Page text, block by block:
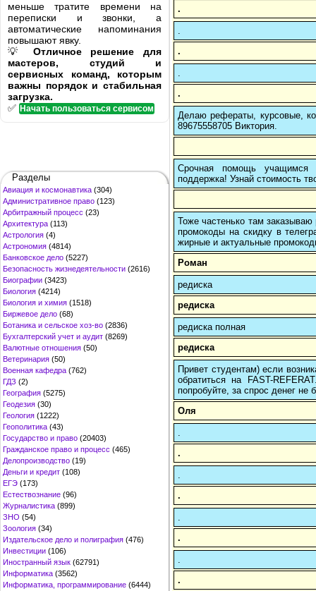
меньше тратите времени на
переписки и звонки, а
автоматические напоминания
повышают явку.
💡 Отличное решение для
мастеров, студий и
сервисных команд, которым
важны порядок и стабильная
загрузка.
✅ Начать пользоваться сервисом
Разделы
Авиация и космонавтика (304)
Административное право (123)
Арбитражный процесс (23)
Архитектура (113)
Астрология (4)
Астрономия (4814)
Банковское дело (5227)
Безопасность жизнедеятельности (2616)
Биографии (3423)
Биология (4214)
Биология и химия (1518)
Биржевое дело (68)
Ботаника и сельское хоз-во (2836)
Бухгалтерский учет и аудит (8269)
Валютные отношения (50)
Ветеринария (50)
Военная кафедра (762)
ГДЗ (2)
География (5275)
Геодезия (30)
Геология (1222)
Геополитика (43)
Государство и право (20403)
Гражданское право и процесс (465)
Делопроизводство (19)
Деньги и кредит (108)
ЕГЭ (173)
Естествознание (96)
Журналистика (899)
ЗНО (54)
Зоология (34)
Издательское дело и полиграфия (476)
Инвестиции (106)
Иностранный язык (62791)
Информатика (3562)
Информатика, программирование (6444)
.
.
.
Делаю рефераты, курсовые,
89675558705 Виктория.
Срочная помощь учащимся в
поддержка! Узнай стоимость
Тоже частенько там
промокоды на скидку в
жирные и актуальные
Роман
редиска
редиска
редиска полная
редиска
Привет студентам) если
обратиться на FAST-
попробуйте, за спрос денег не
Оля
.
.
.
.